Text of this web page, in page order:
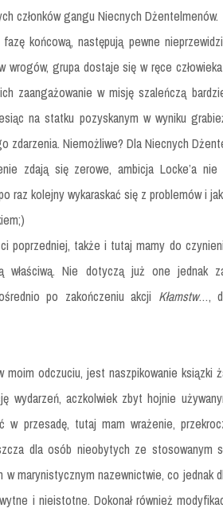
członków gangu Niecnych Dżentelmenów.
końcową, następują pewne
wrogów, grupa dostaje się w ręce
zaangażowanie w misję szaleńczą
na statku pozyskanym w wyniku
zdarzenia. Niemożliwe? Dla Niecnych
zdają się zerowe, ambicja Locke’a
raz kolejny wykaraskać się z problemów i
poprzedniej, także i tutaj mamy do
właściwą. Nie dotyczą już one jednak
po zakończeniu akcji Kłamstw…,
moim odczuciu, jest naszpikowanie ksiązki
wydarzeń, aczkolwiek zbyt hojnie
w przesadę, tutaj mam wrażenie,
dla osób nieobytych ze stosowanym
w marynistycznym nazewnictwie, co jednak
i nieistotne. Dokonał również